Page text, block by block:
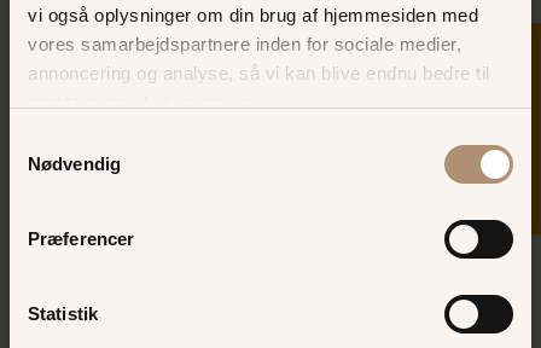
vi også oplysninger om din brug af hjemmesiden med
vores samarbejdspartnere inden for sociale medier,
annoncering og analyse, så vi kan blive endnu bedre til
Nødvendig
Præferencer
Statistik
SKER I DAG
Køb turbånd online - spar